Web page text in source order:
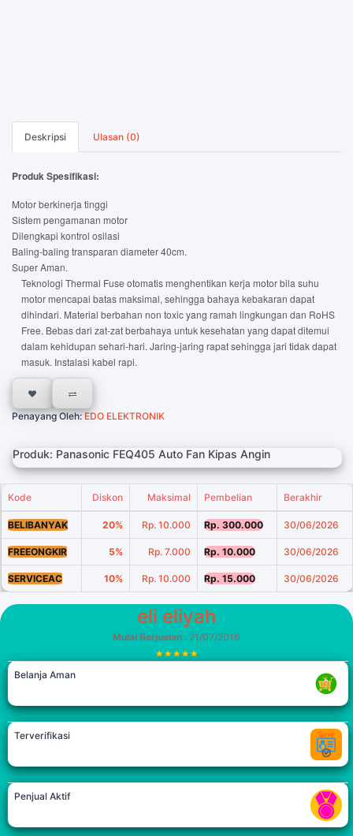
Deskripsi Ulasan (0)
Produk Spesifikasi:
Motor berkinerja tinggi
Sistem pengamanan motor
Dilengkapi kontrol osilasi
Baling-baling transparan diameter 40cm.
Super Aman.
Teknologi Thermal Fuse otomatis menghentikan kerja motor bila suhu
motor mencapai batas maksimal, sehingga bahaya kebakaran dapat
dihindari. Material berbahan non toxic yang ramah lingkungan dan RoHS
Free. Bebas dari zat-zat berbahaya untuk kesehatan yang dapat ditemui
dalam kehidupan sehari-hari. Jaring-jaring rapat sehingga jari tidak dapat
masuk. Instalasi kabel rapi.
Penayang Oleh:EDO ELEKTRONIK
Produk: Panasonic FEQ405 Auto Fan Kipas Angin
Kode Diskon Maksimal Pembelian Berakhir
BELIBANYAK 20% Rp. 10.000 Rp. 300.000 30/06/2026
FREEONGKIR 5% Rp. 7.000 Rp. 10.000 30/06/2026
SERVICEAC 10% Rp. 10.000 Rp. 15.000 30/06/2026
eli eliyah
Mulai Berjualan : 21/07/2016
Belanja Aman
Terverifikasi
Penjual Aktif